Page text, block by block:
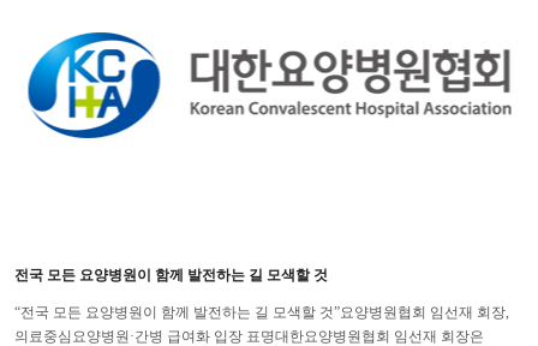
전국 모든 요양병원이 함께 발전하는 길 모색할 것
“전국 모든 요양병원이 함께 발전하는 길 모색할 것”요양병원협회 임선재 회장,
의료중심요양병원·간병 급여화 입장 표명대한요양병원협회 임선재 회장은